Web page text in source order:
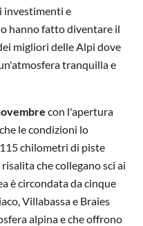
investimenti e
hanno fatto diventare il
migliori delle Alpi dove
tranquilla e
con l'apertura
le condizioni lo
chilometri di piste
che collegano sci ai
è circondata da cinque
Villabassa e Braies
alpina e che offrono